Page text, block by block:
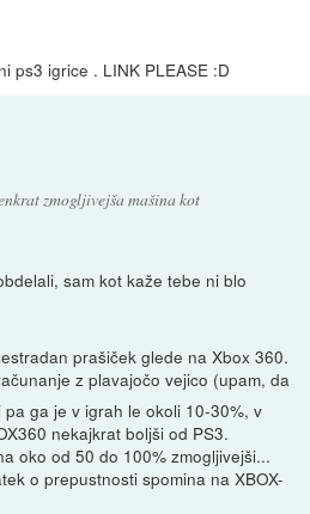
ps3 igrice . LINK PLEASE :D
zmogljivejša mašina kot
sam kot kaže tebe ni blo
prašiček glede na Xbox 360.
z plavajočo vejico (upam, da
pa ga je v igrah le okoli 10-30%, v
nekajkrat boljši od PS3.
oko od 50 do 100% zmogljivejši...
o prepustnosti spomina na XBOX-